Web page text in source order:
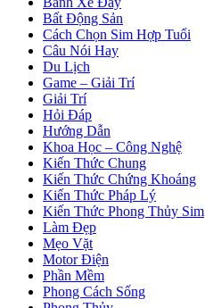
Bất Động Sản
Cách Chọn Sim Hợp Tuổi
Câu Nói Hay
Du Lịch
Game – Giải Trí
Giải Trí
Hỏi Đáp
Hướng Dẫn
Khoa Học – Công Nghệ
Kiến Thức Chung
Kiến Thức Chứng Khoáng
Kiến Thức Pháp Lý
Kiến Thức Phong Thủy Sim
Làm Đẹp
Mẹo Vặt
Motor Điện
Phần Mềm
Phong Cách Sống